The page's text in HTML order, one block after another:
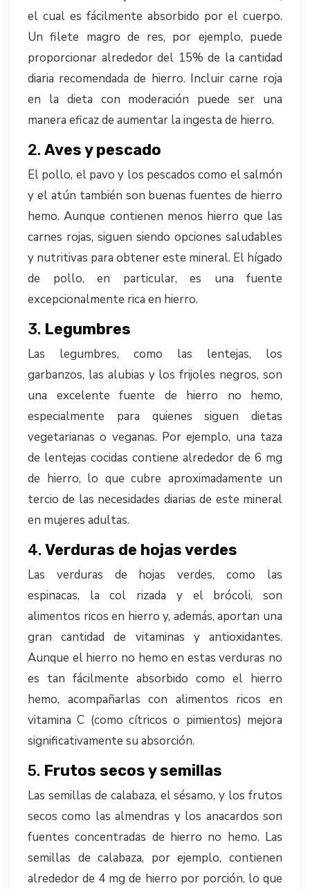
el cual es fácilmente absorbido por el cuerpo.
Un filete magro de res, por ejemplo, puede
proporcionar alrededor del 15% de la cantidad
diaria recomendada de hierro. Incluir carne roja
en la dieta con moderación puede ser una
manera eficaz de aumentar la ingesta de hierro.
2. Aves y pescado
El pollo, el pavo y los pescados como el salmón
y el atún también son buenas fuentes de hierro
hemo. Aunque contienen menos hierro que las
carnes rojas, siguen siendo opciones saludables
y nutritivas para obtener este mineral. El hígado
de pollo, en particular, es una fuente
excepcionalmente rica en hierro.
3. Legumbres
Las legumbres, como las lentejas, los
garbanzos, las alubias y los frijoles negros, son
una excelente fuente de hierro no hemo,
especialmente para quienes siguen dietas
vegetarianas o veganas. Por ejemplo, una taza
de lentejas cocidas contiene alrededor de 6 mg
de hierro, lo que cubre aproximadamente un
tercio de las necesidades diarias de este mineral
en mujeres adultas.
4. Verduras de hojas verdes
Las verduras de hojas verdes, como las
espinacas, la col rizada y el brócoli, son
alimentos ricos en hierro y, además, aportan una
gran cantidad de vitaminas y antioxidantes.
Aunque el hierro no hemo en estas verduras no
es tan fácilmente absorbido como el hierro
hemo, acompañarlas con alimentos ricos en
vitamina C (como cítricos o pimientos) mejora
significativamente su absorción.
5. Frutos secos y semillas
Las semillas de calabaza, el sésamo, y los frutos
secos como las almendras y los anacardos son
fuentes concentradas de hierro no hemo. Las
semillas de calabaza, por ejemplo, contienen
alrededor de 4 mg de hierro por porción, lo que